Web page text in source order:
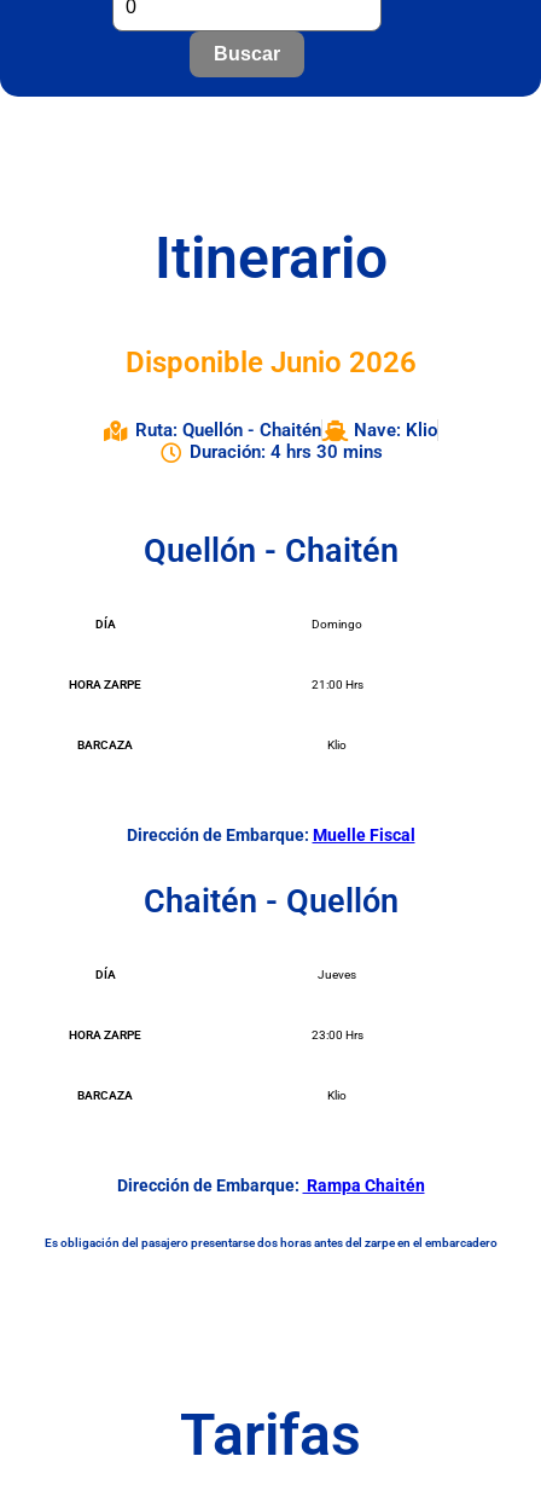
Buscar
Itinerario
Disponible Junio 2026
Ruta: Quellón - Chaitén
Nave: Klio
Duración: 4 hrs 30 mins
Quellón - Chaitén
DÍA Domingo
HORA ZARPE 21:00 Hrs
BARCAZA Klio
Dirección de Embarque: Muelle Fiscal
Chaitén - Quellón
DÍA Jueves
HORA ZARPE 23:00 Hrs
BARCAZA Klio
Dirección de Embarque: Rampa Chaitén
Es obligación del pasajero presentarse dos horas antes del zarpe en el embarcadero
Tarifas